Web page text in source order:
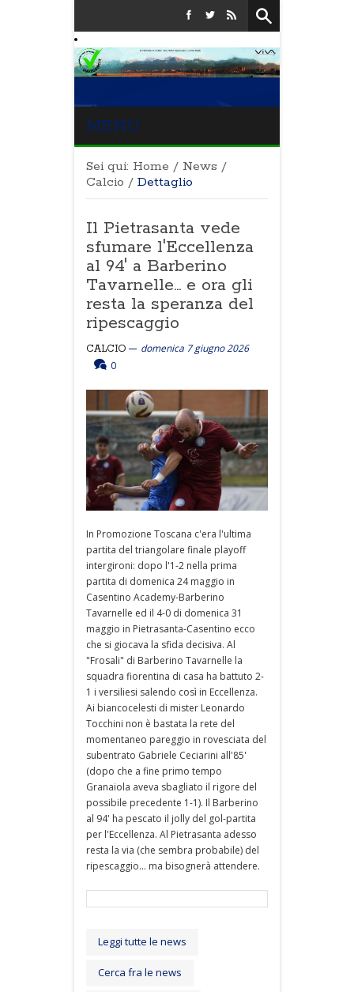
MENU
Sei qui: Home / News /
Calcio / Dettaglio
Il Pietrasanta vede
sfumare l'Eccellenza
al 94' a Barberino
Tavarnelle... e ora gli
resta la speranza del
ripescaggio
CALCIO
domenica 7 giugno 2026
0
In Promozione Toscana c'era l'ultima
partita del triangolare finale playoff
intergironi: dopo l'1-2 nella prima
partita di domenica 24 maggio in
Casentino Academy-Barberino
Tavarnelle ed il 4-0 di domenica 31
maggio in Pietrasanta-Casentino ecco
che si giocava la sfida decisiva. Al
"Frosali" di Barberino Tavarnelle la
squadra fiorentina di casa ha battuto 2-
1 i versiliesi salendo così in Eccellenza.
Ai biancocelesti di mister Leonardo
Tocchini non è bastata la rete del
momentaneo pareggio in rovesciata del
subentrato Gabriele Ceciarini all'85'
(dopo che a fine primo tempo
Granaiola aveva sbagliato il rigore del
possibile precedente 1-1). Il Barberino
al 94' ha pescato il jolly del gol-partita
per l'Eccellenza. Al Pietrasanta adesso
resta la via (che sembra probabile) del
ripescaggio... ma bisognerà attendere.
Leggi tutte le news
Cerca fra le news